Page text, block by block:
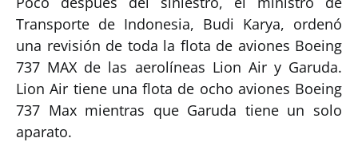
Transporte de Indonesia, Budi Karya, ordenó
una revisión de toda la flota de aviones Boeing
737 MAX de las aerolíneas Lion Air y Garuda.
Lion Air tiene una flota de ocho aviones Boeing
737 Max mientras que Garuda tiene un solo
aparato.